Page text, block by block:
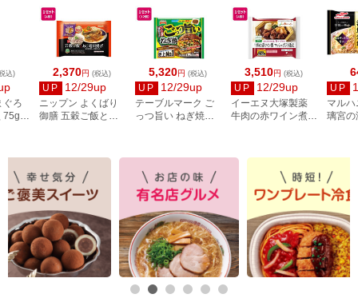
2,370円 (税込)
UP 12/29up
ニップン よくばり
御膳 五穀ご飯とあ
5,320円 (税込)
UP 12/29up
テーブルマーク ご
っつ旨い ねぎ焼
3,510円 (税込)
UP 12/29up
イーエヌ大塚製薬
牛肉の赤ワイン煮
UP
マル
璃宮の
込)
ぐろ
75g×3